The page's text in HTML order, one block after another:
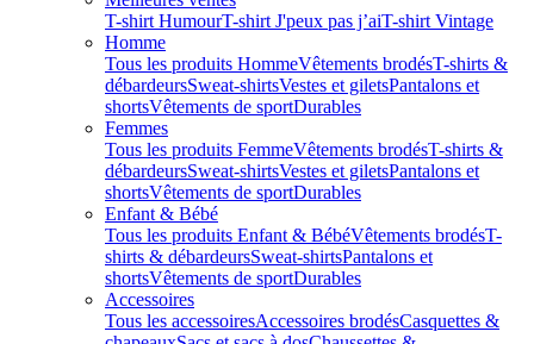
T-shirt HumourT-shirt J'peux pas j’aiT-shirt Vintage
Homme
Tous les produits HommeVêtements brodésT-shirts &
débardeursSweat-shirtsVestes et giletsPantalons et
shortsVêtements de sportDurables
Femmes
Tous les produits FemmeVêtements brodésT-shirts &
débardeursSweat-shirtsVestes et giletsPantalons et
shortsVêtements de sportDurables
Enfant & Bébé
Tous les produits Enfant & BébéVêtements brodésT-
shirts & débardeursSweat-shirtsPantalons et
shortsVêtements de sportDurables
Accessoires
Tous les accessoiresAccessoires brodésCasquettes &